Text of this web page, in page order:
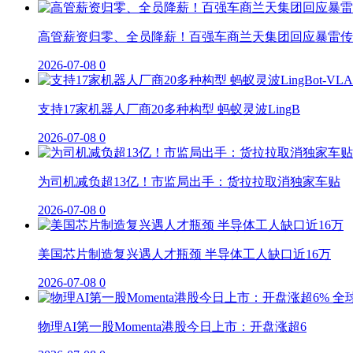
高管薪资归零、全员降薪！百强车商兰天集团回应暴雷
2026-07-08 0
支持17家机器人厂商20多种构型 蚂蚁灵波LingB
2026-07-08 0
为司机减负超13亿！市监局出手：货拉拉取消独家车贴
2026-07-08 0
美国芯片制造复兴遇人才瓶颈 半导体工人缺口近16万
2026-07-08 0
物理AI第一股Momenta港股今日上市：开盘涨超6